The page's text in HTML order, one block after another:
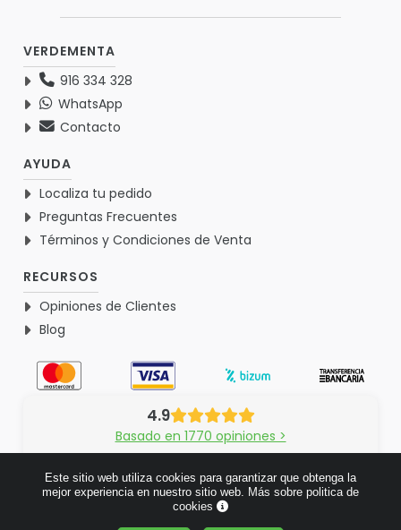
VERDEMENTA
916 334 328
WhatsApp
Contacto
AYUDA
Localiza tu pedido
Preguntas Frecuentes
Términos y Condiciones de Venta
RECURSOS
Opiniones de Clientes
Blog
4.9
Basado en 1770 opiniones >
Este sitio web utiliza cookies para garantizar que obtenga la
mejor experiencia en nuestro sitio web. Más sobre politica de
cookies